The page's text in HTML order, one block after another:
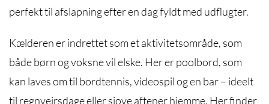
perfekt til afslapning efter en dag fyldt med udflugter.
Kælderen er indrettet som et aktivitetsområde, som
både børn og voksne vil elske. Her er poolbord, som
kan laves om til bordtennis, videospil og en bar – ideelt
til regnvejrsdage eller sjove aftener hjemme. Her finder